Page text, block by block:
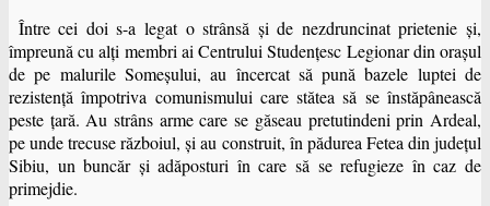
Între cei doi s-a legat o strânsă şi de nezdruncinat prietenie şi,
împreună cu alţi membri ai Centrului Studenţesc Legionar din oraşul
de pe malurile Someşului, au încercat să pună bazele luptei de
rezistenţă împotriva comunismului care stătea să se înstăpânească
peste ţară. Au strâns arme care se găseau pretutindeni prin Ardeal,
pe unde trecuse războiul, şi au construit, în pădurea Fetea din judeţul
Sibiu, un buncăr şi adăposturi în care să se refugieze în caz de
primejdie.